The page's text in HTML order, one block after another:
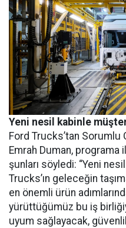
Yeni nesil kabinle
Ford Trucks’tan Sorumlu
Emrah Duman,
şunları söyledi: “Yeni
Trucks’ın geleceğin
en önemli ürün
yürüttüğümüz bu iş
uyum sağlayacak,